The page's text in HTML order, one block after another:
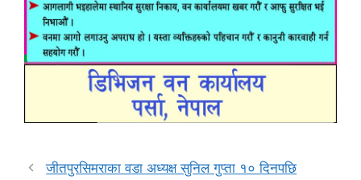
जीतपुरसिमराका वडा अध्यक्ष सुनिल गुप्ता १० दिनपछि